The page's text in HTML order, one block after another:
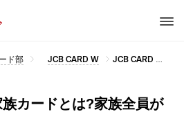
ド部 JCB CARD W JCB CARD Wの家族カードとは?家族全員がポイント2%還元！
カードとは?家族全員が